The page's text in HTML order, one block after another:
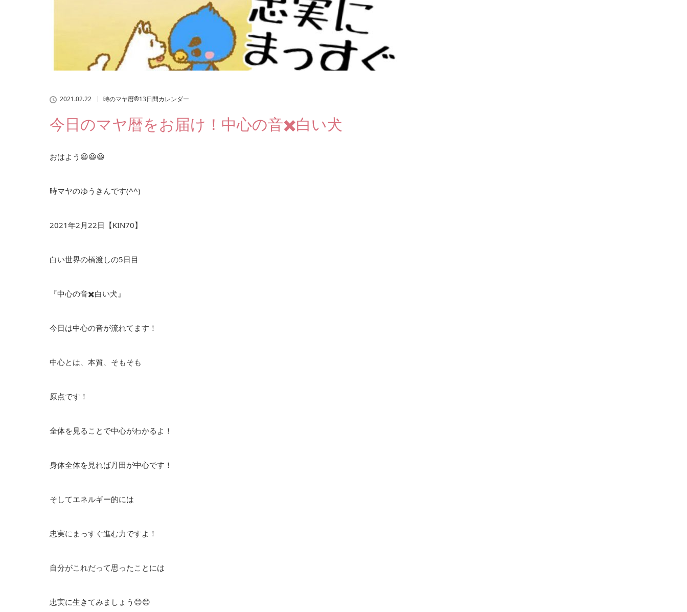
2021.02.22 時のマヤ暦®13日間カレンダー
今日のマヤ暦をお届け！中心の音✖️白い犬
おはよう😃😃😃
時マヤのゆうきんです(^^)
2021年2月22日【KIN70】
白い世界の橋渡しの5日目
『中心の音✖️白い犬』
今日は中心の音が流れてます！
中心とは、本質、そもそも
原点です！
全体を見ることで中心がわかるよ！
身体全体を見れば丹田が中心です！
そしてエネルギー的には
忠実にまっすぐ進む力ですよ！
自分がこれだって思ったことには
忠実に生きてみましょう😊😊